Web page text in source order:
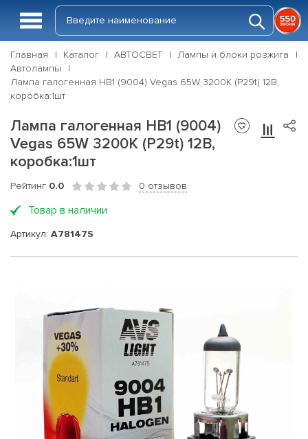
Главная Каталог АВТОСВЕТ
Лампы и блоки розжига
Автолампы
Лампа галогенная HB1 (9004) Vegas 65W 3200K (P29t) 12В,
коробка:1шт
Лампа галогенная HB1 (9004)
Vegas 65W 3200K (P29t) 12В,
коробка:1шт
Рейтинг 0.0 0 отзывов
Товар в наличии
Артикул: A78147S